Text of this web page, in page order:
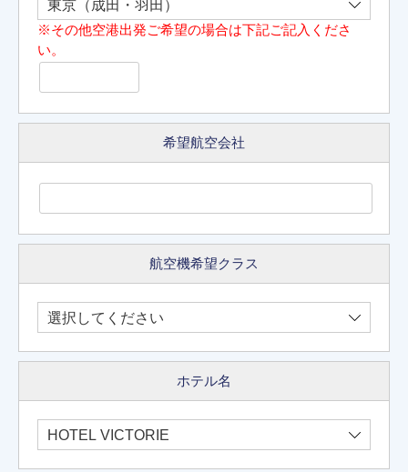
※その他空港出発ご希望の場合は下記ご記入くださ
い。
希望航空会社
航空機希望クラス
ホテル名